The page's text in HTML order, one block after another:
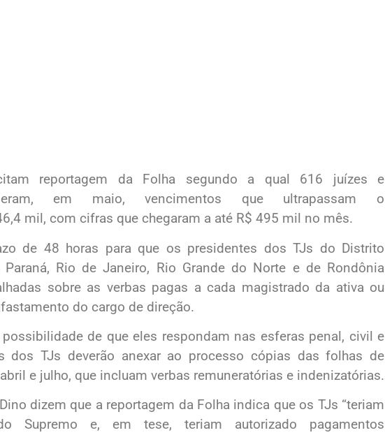
reportagem da Folha segundo a qual 616 juízes e
em maio, vencimentos que ultrapassam o
mil, com cifras que chegaram a até R$ 495 mil no mês.
de 48 horas para que os presidentes dos TJs do Distrito
Paraná, Rio de Janeiro, Rio Grande do Norte e de Rondônia
sobre as verbas pagas a cada magistrado da ativa ou
do cargo de direção.
de que eles respondam nas esferas penal, civil e
dos TJs deverão anexar ao processo cópias das folhas de
e julho, que incluam verbas remuneratórias e indenizatórias.
dizem que a reportagem da Folha indica que os TJs “teriam
Supremo e, em tese, teriam autorizado pagamentos